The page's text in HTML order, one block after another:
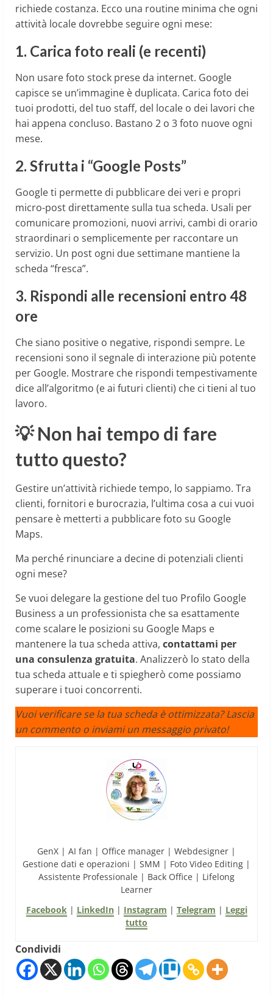
richiede costanza. Ecco una routine minima che ogni
attività locale dovrebbe seguire ogni mese:
1. Carica foto reali (e recenti)
Non usare foto stock prese da internet. Google
capisce se un’immagine è duplicata. Carica foto dei
tuoi prodotti, del tuo staff, del locale o dei lavori che
hai appena concluso. Bastano 2 o 3 foto nuove ogni
mese.
2. Sfrutta i “Google Posts”
Google ti permette di pubblicare dei veri e propri
micro-post direttamente sulla tua scheda. Usali per
comunicare promozioni, nuovi arrivi, cambi di orario
straordinari o semplicemente per raccontare un
servizio. Un post ogni due settimane mantiene la
scheda “fresca”.
3. Rispondi alle recensioni entro 48
ore
Che siano positive o negative, rispondi sempre. Le
recensioni sono il segnale di interazione più potente
per Google. Mostrare che rispondi tempestivamente
dice all’algoritmo (e ai futuri clienti) che ci tieni al tuo
lavoro.
💡 Non hai tempo di fare
tutto questo?
Gestire un’attività richiede tempo, lo sappiamo. Tra
clienti, fornitori e burocrazia, l’ultima cosa a cui vuoi
pensare è metterti a pubblicare foto su Google
Maps.
Ma perché rinunciare a decine di potenziali clienti
ogni mese?
Se vuoi delegare la gestione del tuo Profilo Google
Business a un professionista che sa esattamente
come scalare le posizioni su Google Maps e
mantenere la tua scheda attiva, contattami per
una consulenza gratuita. Analizzerò lo stato della
tua scheda attuale e ti spiegherò come possiamo
superare i tuoi concorrenti.
Vuoi verificare se la tua scheda è ottimizzata? Lascia
un commento o inviami un messaggio privato!
GenX | AI fan | Office manager | Webdesigner |
Gestione dati e operazioni | SMM | Foto Video Editing |
Assistente Professionale | Back Office | Lifelong
Learner
Facebook| LinkedIn| Instagram | Telegram | Leggi
tutto
Condividi